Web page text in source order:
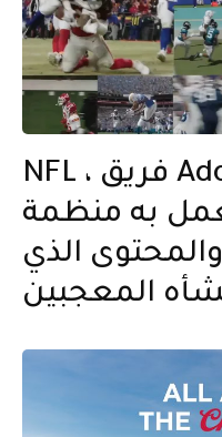
NFL ، فريق Adobe يتعاونون مع
به منظمة
الذي
المعجبين